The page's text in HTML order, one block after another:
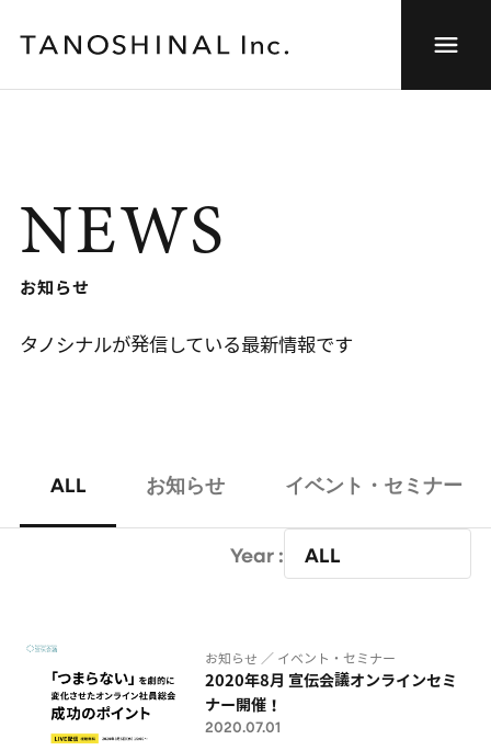
NEWS
お知らせ
タノシナルが発信している最新情報です
ALL お知らせ イベント・セミナー
Year :
お知らせ ／ イベント・セミナー
2020年8月 宣伝会議オンラインセミ
ナー開催！
2020.07.01